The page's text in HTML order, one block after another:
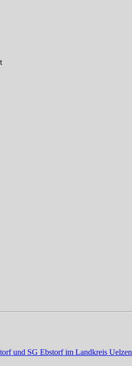
und SG Ebstorf im Landkreis Uelzen